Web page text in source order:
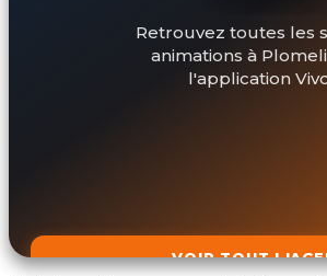
Retrouvez toutes les
animations à
l'application
VOIR TOUT